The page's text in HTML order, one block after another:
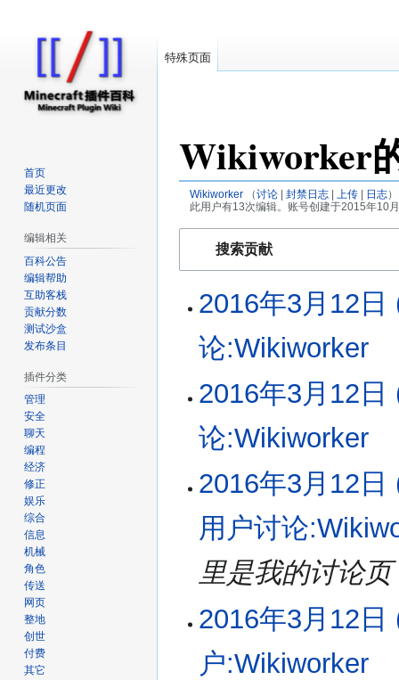
因近日遭受
Wikiworker
Wikiworker 讨论 封禁日志 上传
日志
此用户有13次编辑。账号创建于2015年10
航
索
搜索贡献
2016
年
2016年3月12日
论:Wikiworker
编
摘
2016年3月12日
论:Wikiworker
编
摘
2016年3月12日
用户讨论
里是我的讨论
2016年3月12日
户:Wikiworker
特殊页面
首页
最近更改
随机页面
编辑相关
百科公告
编辑帮助
互助客栈
贡献分数
测试沙盒
发布条目
插件分类
管理
安全
聊天
编程
经济
修正
娱乐
综合
信息
机械
角色
传送
网页
整地
创世
付费
其它